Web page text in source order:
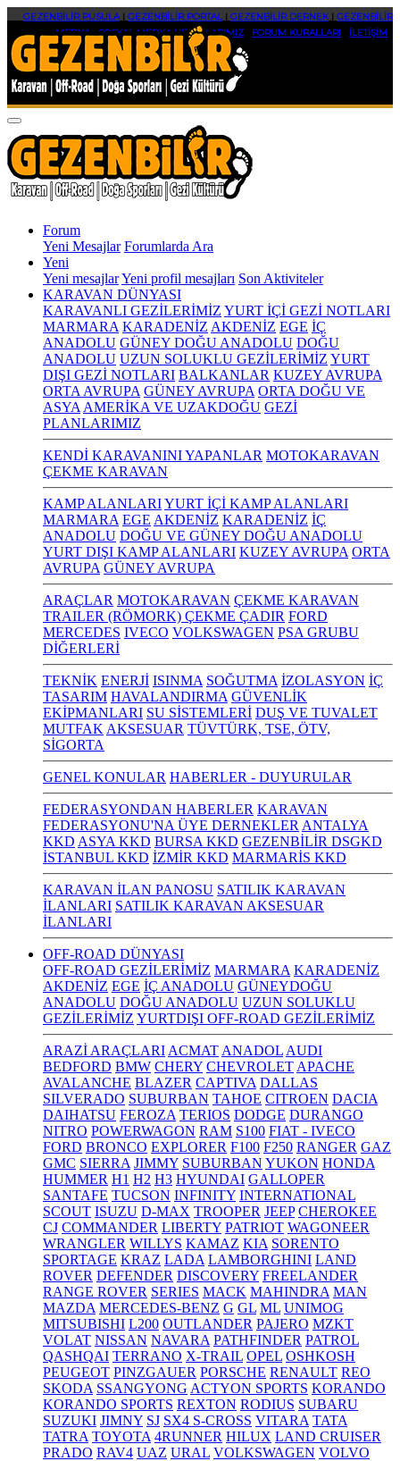
GEZENBİLİR PUSULA| GEZENBİLİR PORTAL| GEZENBİLİR DERNEK| GEZENBİLİR
MEDYA|SOSYAL MEDYA HESAPLARIMIZ FORUM KURALLARI İLETİŞİM
Forum
Yeni Mesajlar Forumlarda Ara
Yeni
Yeni mesajlarYeni profil mesajları Son Aktiviteler
KARAVAN DÜNYASI
KARAVANLI GEZİLERİMİZ YURT İÇİ GEZİ NOTLARI
MARMARA KARADENİZ AKDENİZ EGE İÇ
ANADOLU GÜNEY DOĞU ANADOLU DOĞU
ANADOLU UZUN SOLUKLU GEZİLERİMİZ YURT
DIŞI GEZİ NOTLARI BALKANLAR KUZEY AVRUPA
ORTA AVRUPA GÜNEY AVRUPA ORTA DOĞU VE
ASYA AMERİKA VE UZAKDOĞU GEZİ
PLANLARIMIZ
KENDİ KARAVANINI YAPANLAR MOTOKARAVAN
ÇEKME KARAVAN
KAMP ALANLARIYURT İÇİ KAMP ALANLARI
MARMARA EGE AKDENİZ KARADENİZ İÇ
ANADOLU DOĞU VE GÜNEY DOĞU ANADOLU
YURT DIŞI KAMP ALANLARI KUZEY AVRUPA ORTA
AVRUPA GÜNEY AVRUPA
ARAÇLAR MOTOKARAVAN ÇEKME KARAVAN
TRAILER (RÖMORK) ÇEKME ÇADIR FORD
MERCEDES IVECO VOLKSWAGEN PSA GRUBU
DİĞERLERİ
TEKNİK ENERJİ ISINMA SOĞUTMA İZOLASYON İÇ
TASARIM HAVALANDIRMA GÜVENLİK
EKİPMANLARI SU SİSTEMLERİ DUŞ VE TUVALET
MUTFAK AKSESUAR TÜVTÜRK, TSE, ÖTV,
SİGORTA
GENEL KONULAR HABERLER - DUYURULAR
FEDERASYONDAN HABERLER KARAVAN
FEDERASYONU'NA ÜYE DERNEKLER ANTALYA
KKD ASYA KKD BURSA KKD GEZENBİLİR DSGKD
İSTANBUL KKD İZMİR KKD MARMARİS KKD
KARAVAN İLAN PANOSU SATILIK KARAVAN
İLANLARI SATILIK KARAVAN AKSESUAR
İLANLARI
OFF-ROAD DÜNYASI
OFF-ROAD GEZİLERİMİZ MARMARA KARADENİZ
AKDENİZ EGE İÇ ANADOLU GÜNEYDOĞU
ANADOLU DOĞU ANADOLU UZUN SOLUKLU
GEZİLERİMİZ YURTDIŞI OFF-ROAD GEZİLERİMİZ
ARAZİ ARAÇLARI ACMAT ANADOL AUDI
BEDFORD BMW CHERY CHEVROLET APACHE
AVALANCHE BLAZER CAPTIVA DALLAS
SILVERADO SUBURBAN TAHOE CITROEN DACIA
DAIHATSU FEROZA TERIOS DODGE DURANGO
NITRO POWERWAGON RAM S100 FIAT - IVECO
FORD BRONCO EXPLORER F100 F250 RANGER GAZ
GMC SIERRA JIMMY SUBURBAN YUKON HONDA
HUMMER H1 H2 H3 HYUNDAI GALLOPER
SANTAFE TUCSON INFINITY INTERNATIONAL
SCOUT ISUZU D-MAX TROOPER JEEP CHEROKEE
CJ COMMANDER LIBERTY PATRIOT WAGONEER
WRANGLER WILLYS KAMAZ KIA SORENTO
SPORTAGE KRAZ LADA LAMBORGHINI LAND
ROVER DEFENDER DISCOVERY FREELANDER
RANGE ROVER SERIES MACK MAHINDRA MAN
MAZDA MERCEDES-BENZ G GL ML UNIMOG
MITSUBISHI L200 OUTLANDER PAJERO MZKT
VOLAT NISSAN NAVARA PATHFINDER PATROL
QASHQAI TERRANO X-TRAIL OPEL OSHKOSH
PEUGEOT PINZGAUER PORSCHE RENAULT REO
SKODA SSANGYONG ACTYON SPORTS KORANDO
KORANDO SPORTS REXTON RODIUS SUBARU
SUZUKI JIMNY SJ SX4 S-CROSS VITARA TATA
TATRA TOYOTA 4RUNNER HILUX LAND CRUISER
PRADO RAV4 UAZ URAL VOLKSWAGEN VOLVO